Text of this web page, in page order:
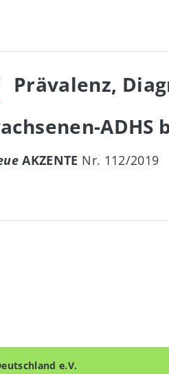
Prävalenz,
AKZENTE Nr. 112/2019
e.V.